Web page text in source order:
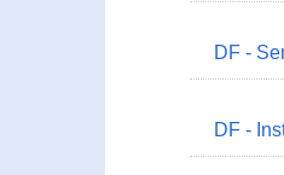
DF -
DF -